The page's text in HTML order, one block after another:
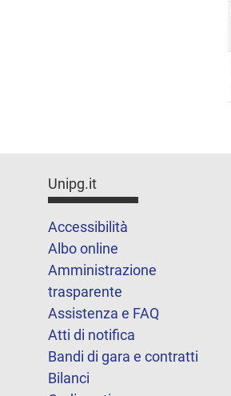
Unipg.it
Accessibilità
Albo online
Amministrazione
trasparente
Assistenza e FAQ
Atti di notifica
Bandi di gara e contratti
Bilanci